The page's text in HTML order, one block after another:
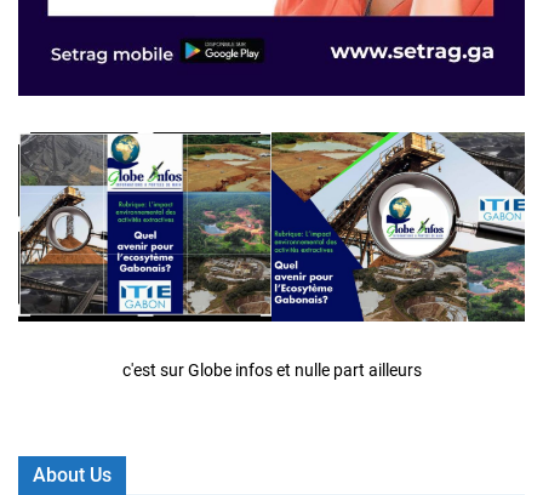
c'est sur Globe infos et nulle part ailleurs
About Us